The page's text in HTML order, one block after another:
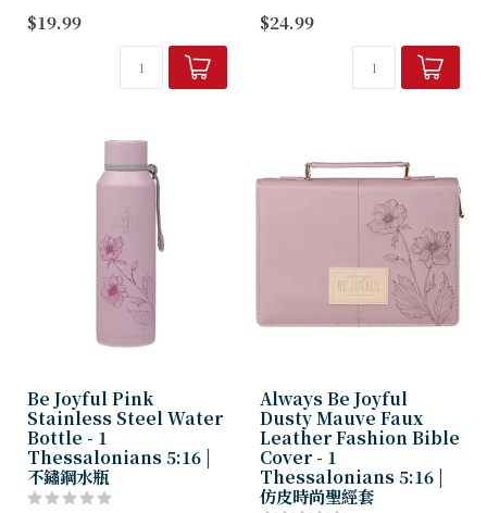
這款堅固的包袋將伴您度過每
$19.99
信仰與實用兼備的女性設計。
這款充滿啟發性的托特包採用
耐用天然帆布製成...
$24.99
Be Joyful Pink
Stainless Steel Water
Bottle - 1
Thessalonians 5:16 |
不鏽鋼水瓶
Always Be Joyful
Dusty Mauve Faux
Leather Fashion Bible
Cover - 1
Thessalonians 5:16 |
仿皮時尚聖經套